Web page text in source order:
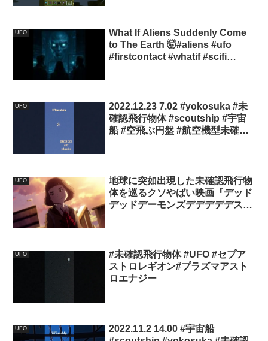
UFO
What If Aliens Suddenly Come
to The Earth 🤯#aliens #ufo
#firstcontact #whatif #scifi
UFO
2022.12.23 7.02 #yokosuka #未
確認飛行物体 #scoutship #宇宙
船 #空飛ぶ円盤 #航空機型未確認
UFO
地球に突如出現した未確認飛行物
体を巡るクソやばい映画『デッド
デッドデーモンズデデデデデスト
UFO
#未確認飛行物体 #UFO #セプア
ストロレギオン#プラズマアスト
ロエナジー
UFO
2022.11.2 14.00 #宇宙船